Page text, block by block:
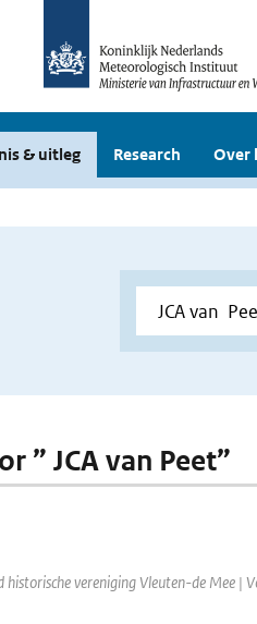
& uitleg Research Over
” JCA van Peet”
vereniging Vleuten-de Mee |